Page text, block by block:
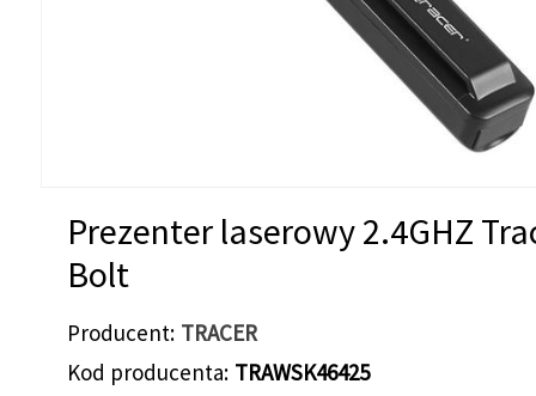
Prezenter laserowy 2.4GHZ
Bolt
Producent TRACER
Kod producenta TRAWSK46425